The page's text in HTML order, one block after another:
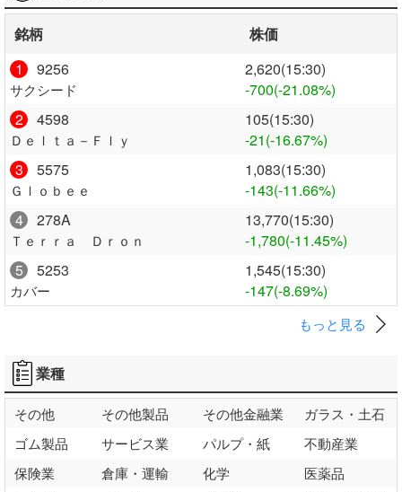
銘柄
株価
1
9256
サクシード
2,620(15:30)
-700(-21.08%)
2
4598
Ｄｅｌｔａ－Ｆｌｙ
105(15:30)
-21(-16.67%)
3
5575
Ｇｌｏｂｅｅ
1,083(15:30)
-143(-11.66%)
4
278A
Ｔｅｒｒａ Ｄｒｏｎ
13,770(15:30)
-1,780(-11.45%)
5
5253
カバー
1,545(15:30)
-147(-8.69%)
もっと見る
業種
その他 その他製品 その他金融業
ガラス・土石
ゴム製品
サービス業 パルプ・紙
不動産業
保険業
倉庫・運輸 化学
医薬品